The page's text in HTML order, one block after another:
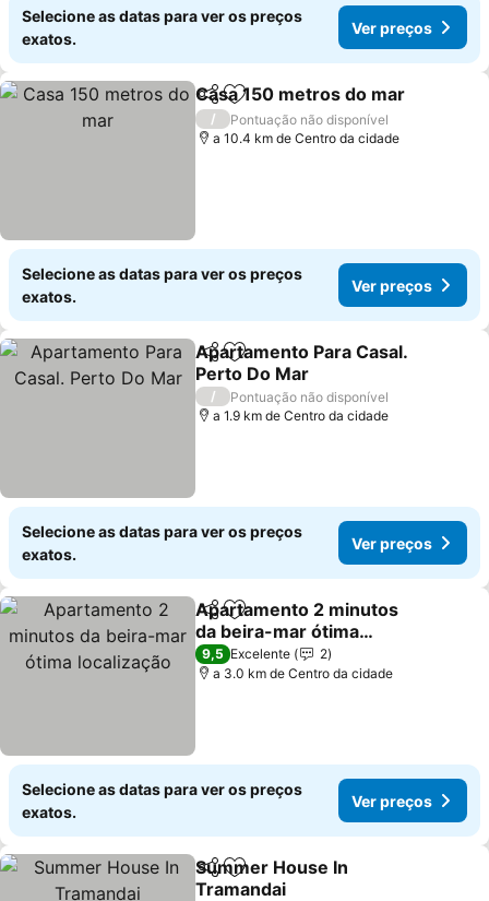
Selecione as datas para ver os preços
exatos.
Ver preços
PartilharAdicionar aos favoritos
Casa 150 metros do mar
/
Pontuação não disponível
a 10.4 km de Centro da cidade
Selecione as datas para ver os preços
exatos.
Ver preços
PartilharAdicionar aos favoritos
Apartamento Para Casal.
Perto Do Mar
/
Pontuação não disponível
a 1.9 km de Centro da cidade
Selecione as datas para ver os preços
exatos.
Ver preços
PartilharAdicionar aos favoritos
Apartamento 2 minutos
da beira-mar ótima
localização
9,5 Excelente
2
a 3.0 km de Centro da cidade
Selecione as datas para ver os preços
exatos.
Ver preços
PartilharAdicionar aos favoritos
Summer House In
Tramandai